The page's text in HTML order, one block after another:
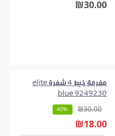
₪30.00
مفرمة خيط 4 شفرة elite
blue 9249230
₪30.00
-40%
₪18.00